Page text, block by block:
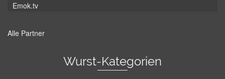
Emok.tv
Alle Partner
Wurst-Kategorien